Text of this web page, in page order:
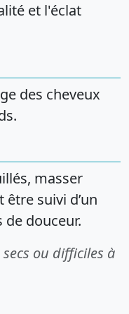
et l'éclat
des cheveux
masser
suivi d’un
douceur.
ou difficiles à